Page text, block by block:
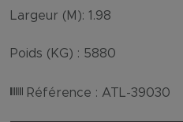
Largeur (M): 1.98
Poids (KG) : 5880
Référence : ATL-39030